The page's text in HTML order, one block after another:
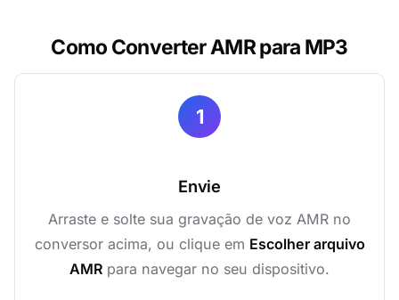
Como Converter AMR para MP3
1
Envie
Arraste e solte sua gravação de voz AMR no
conversor acima, ou clique em Escolher arquivo
AMR para navegar no seu dispositivo.